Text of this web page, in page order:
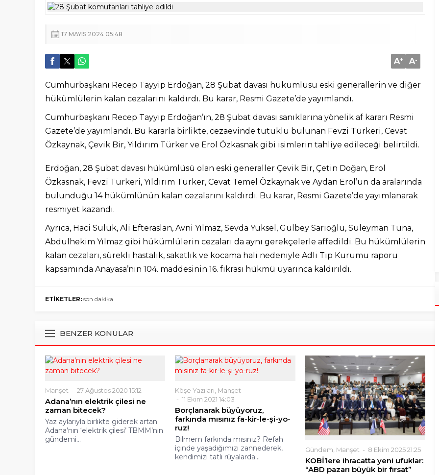
17 MAYIS 2024 05:48
A+ A-
Cumhurbaşkanı Recep Tayyip Erdoğan, 28 Şubat davası hükümlüsü eski generallerin ve diğer
hükümlülerin kalan cezalarını kaldırdı. Bu karar, Resmi Gazete’de yayımlandı.
Cumhurbaşkanı Recep Tayyip Erdoğan’ın, 28 Şubat davası sanıklarına yönelik af kararı Resmi
Gazete’de yayımlandı. Bu kararla birlikte, cezaevinde tutuklu bulunan Fevzi Türkeri, Cevat
Özkaynak, Çevik Bir, Yıldırım Türker ve Erol Özkasnak gibi isimlerin tahliye edileceği belirtildi.
Erdoğan, 28 Şubat davası hükümlüsü olan eski generaller Çevik Bir, Çetin Doğan, Erol
Özkasnak, Fevzi Türkeri, Yıldırım Türker, Cevat Temel Özkaynak ve Aydan Erol’un da aralarında
bulunduğu 14 hükümlünün kalan cezalarını kaldırdı. Bu karar, Resmi Gazete’de yayımlanarak
resmiyet kazandı.
Ayrıca, Haci Sülük, Ali Efteraslan, Avni Yılmaz, Sevda Yüksel, Gülbey Sarıoğlu, Süleyman Tuna,
Abdulhekim Yılmaz gibi hükümlülerin cezaları da aynı gerekçelerle affedildi. Bu hükümlülerin
kalan cezaları, sürekli hastalık, sakatlık ve kocama hali nedeniyle Adli Tıp Kurumu raporu
kapsamında Anayasa’nın 104. maddesinin 16. fıkrası hükmü uyarınca kaldırıldı.
ETİKETLER: son dakika
BENZER KONULAR
Manşet 27 Ağustos 2020 15:12
Adana’nın elektrik çilesi ne
zaman bitecek?
Yaz aylarıyla birlikte giderek artan
Adana’nın ‘elektrik çilesi’ TBMM’nin
gündemi...
Köşe Yazıları Manşet
11 Ekim 2021 14:03
Borçlanarak büyüyoruz,
farkında mısınız fa-kir-le-şi-yo-
ruz!
Bilmem farkında mısınız? Refah
içinde yaşadığımızı zannederek,
kendimizi tatlı rüyalarda...
Gündem, Manşet 8 Ekim 2025 21:25
KOBİ’lere ihracatta yeni ufuklar:
“ABD pazarı büyük bir fırsat”